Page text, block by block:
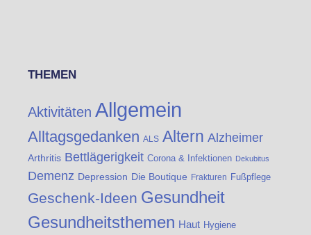
THEMEN
Aktivitäten Allgemein
Alltagsgedanken ALS Altern Alzheimer
Arthritis Bettlägerigkeit Corona & Infektionen Dekubitus
Demenz Depression Die Boutique Frakturen Fußpflege
Geschenk-Ideen Gesundheit
Gesundheitsthemen Haut Hygiene